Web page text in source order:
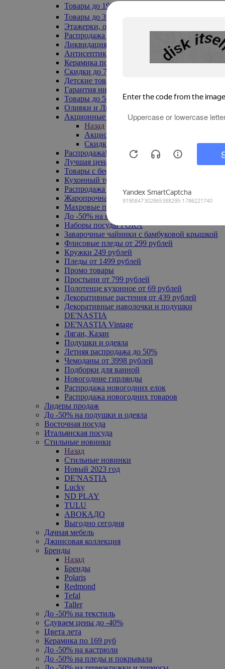
Товары до 199₽
Товары до 399₽
Этажерки, обувницы
Распродажа текстиля до -50%
Ликвидация до -70%
Антисептики
Керамика по 129 руб
Скидки до 70%
Детские товары
Гарантия низкой цены
Товары до 500 руб
Оливки и Лимоны
Акционные товары
Назад
Акционные товары
Скидка 20% по промокоду
Распродажа! Ульяновск до -70%
Лучшая цена
Товары с бесплатной доставкой
Кухонный текстиль
Распродажа до -50%
Жаропрочная посуда
Махровые полотенца
До -50% на ковры
Наборы посуды FORA
Заварочные чайники с бамбуковой крышкой
Флисовые пледы от 299 рублей
Кружки 249 рублей
Пледы от 1499 рублей
Промо товары
Простыни от 799 рублей
Полотенце кухонное от 69 рублей
Декоративные растения от 439 рублей
Декоративные наволочки и подушки
DE'NASTIA
DE'NASTIA Vintage
Ляган, Казан
Подушки и одеяла
Летняя распродажа до 50%
Чемоданы от 3998 рублей
Подборки для ванной
Новогодние гирлянды
Распродажа новогодних елок
Распродажа новогодних товаров
Лидеры продаж
До -50% на подушки и одеяла
Восточная посуда
Итальянская посуда
Стильные новинки
Назад
Стильные новинки
Новый 2023 год
DE'NASTIA
Lucky
ND PLAY
TULU
АВОКАДО
Выгодно сегодня
Дачная мебель
Джинсовая коллекция
Бренды
Назад
Бренды
Polaris
Redmond
Tefal
Taller
До -50% на текстиль
Сдуваем цены до -40%
Цвета лета
Керамика по 169 руб
До -50% на кастрюли
До -50% на пледы и покрывала